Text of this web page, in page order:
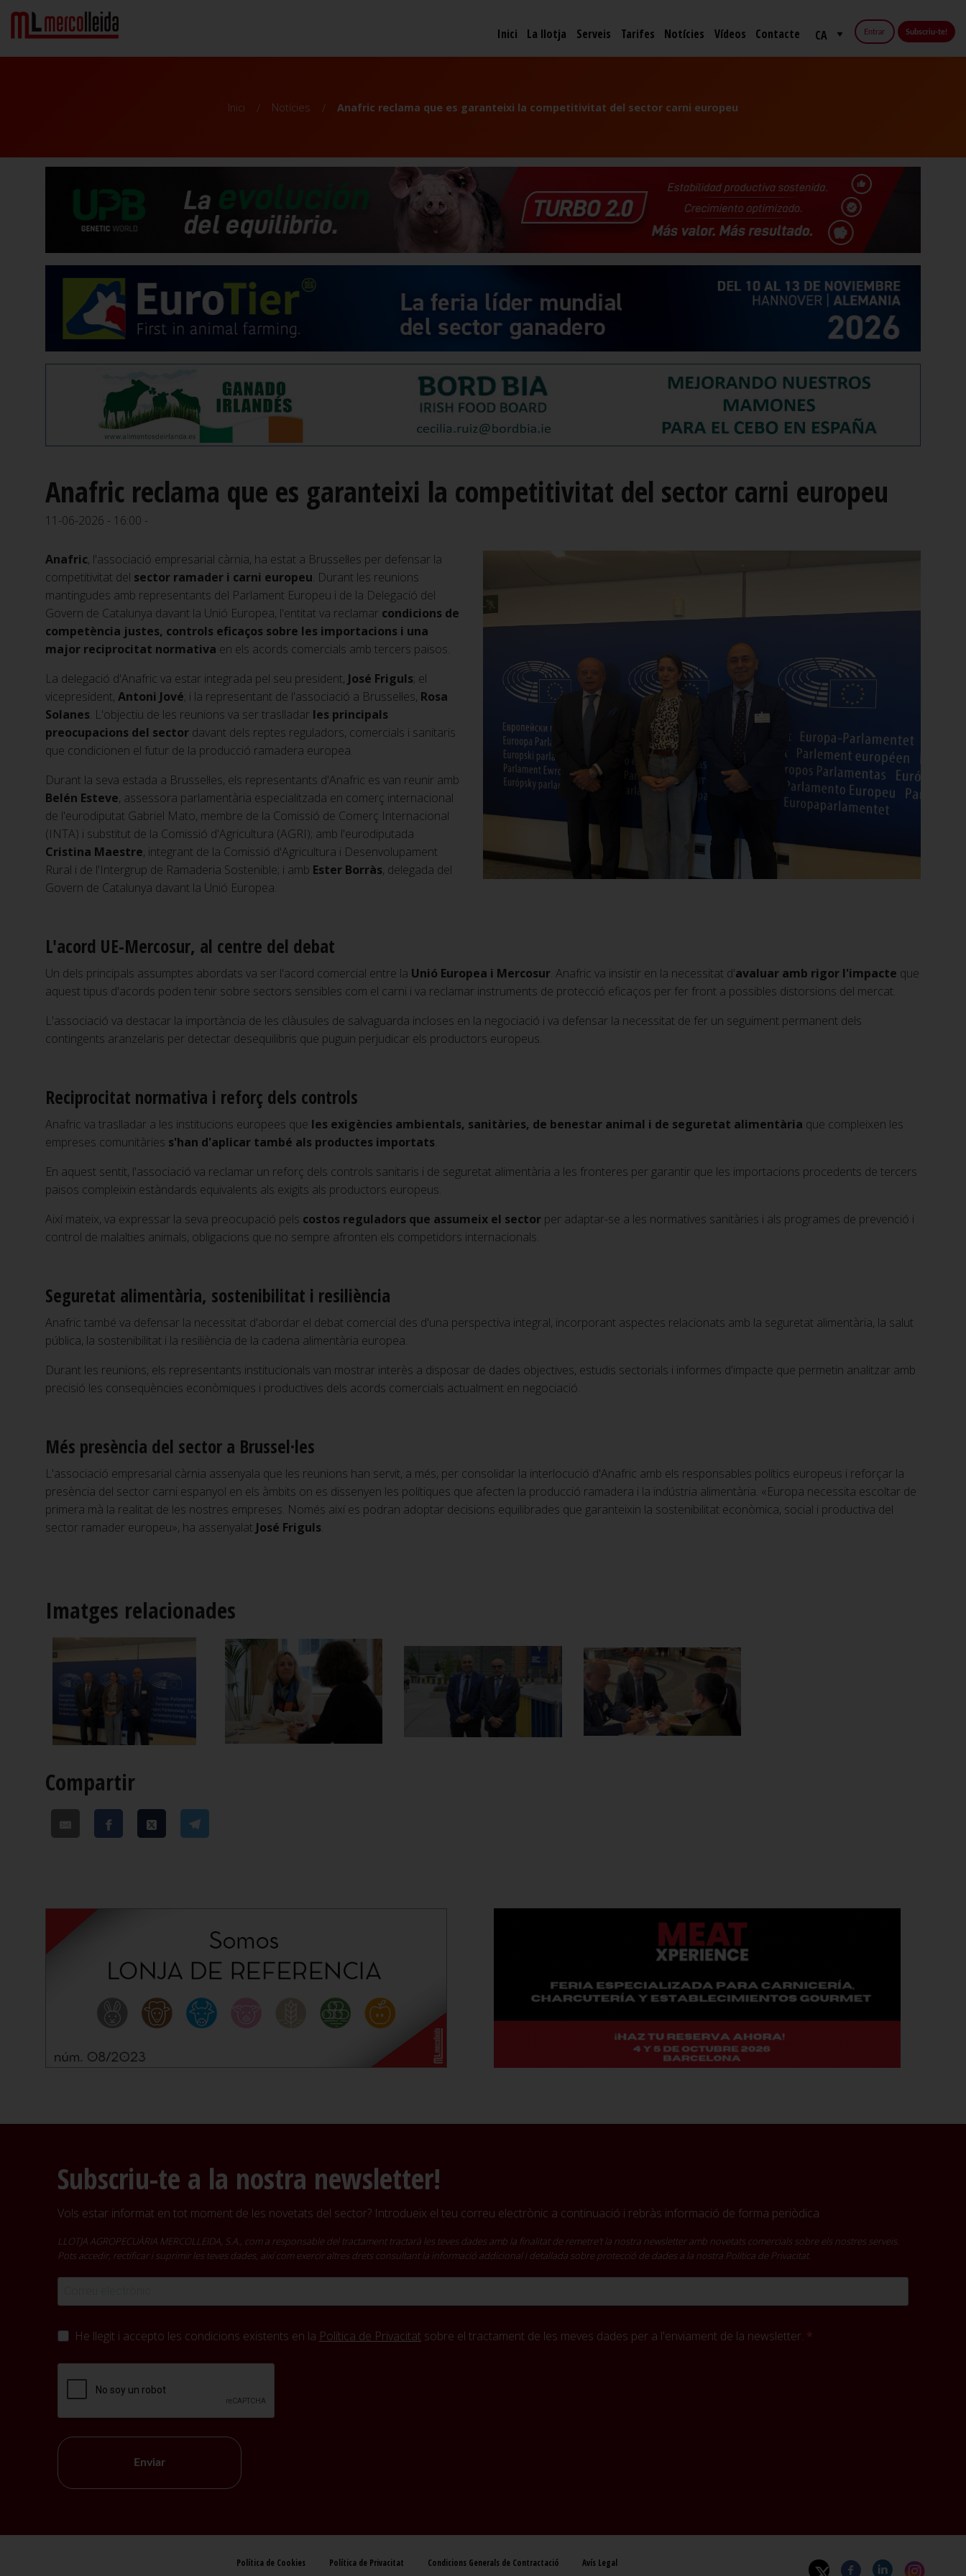
Entrar Subscriu-te!
Inici La llotja Serveis Tarifes Notícies Vídeos Contacte
Inici Notícies Anafric reclama que es garanteixi la competitivitat del sector carni europeu
Anafric reclama que es garanteixi la competitivitat del sector carni europeu
11-06-2026 - 16:00 -
Anafric, l'associació empresarial càrnia, ha estat a Brussel·les per defensar la
competitivitat del sector ramader i carni europeu. Durant les reunions
mantingudes amb representants del Parlament Europeu i de la Delegació del
Govern de Catalunya davant la Unió Europea, l'entitat va reclamar condicions de
competència justes, controls eficaços sobre les importacions i una
major reciprocitat normativa en els acords comercials amb tercers països.
La delegació d'Anafric va estar integrada pel seu president, José Friguls; el
vicepresident, Antoni Jové; i la representant de l'associació a Brussel·les, Rosa
Solanes. L'objectiu de les reunions va ser traslladar les principals
preocupacions del sector davant dels reptes reguladors, comercials i sanitaris
que condicionen el futur de la producció ramadera europea.
Durant la seva estada a Brussel·les, els representants d'Anafric es van reunir amb
Belén Esteve, assessora parlamentària especialitzada en comerç internacional
de l'eurodiputat Gabriel Mato, membre de la Comissió de Comerç Internacional
(INTA) i substitut de la Comissió d'Agricultura (AGRI); amb l'eurodiputada
Cristina Maestre, integrant de la Comissió d'Agricultura i Desenvolupament
Rural i de l'Intergrup de Ramaderia Sostenible; i amb Ester Borràs, delegada del
Govern de Catalunya davant la Unió Europea.
L'acord UE-Mercosur, al centre del debat
Un dels principals assumptes abordats va ser l'acord comercial entre la Unió Europea i Mercosur. Anafric va insistir en la necessitat d'avaluar amb rigor l'impacte que
aquest tipus d'acords poden tenir sobre sectors sensibles com el carni i va reclamar instruments de protecció eficaços per fer front a possibles distorsions del mercat.
L'associació va destacar la importància de les clàusules de salvaguarda incloses en la negociació i va defensar la necessitat de fer un seguiment permanent dels
contingents aranzelaris per detectar desequilibris que puguin perjudicar els productors europeus.
Reciprocitat normativa i reforç dels controls
Anafric va traslladar a les institucions europees que les exigències ambientals, sanitàries, de benestar animal i de seguretat alimentària que compleixen les
empreses comunitàries s'han d'aplicar també als productes importats.
En aquest sentit, l'associació va reclamar un reforç dels controls sanitaris i de seguretat alimentària a les fronteres per garantir que les importacions procedents de tercers
països compleixin estàndards equivalents als exigits als productors europeus.
Així mateix, va expressar la seva preocupació pels costos reguladors que assumeix el sector per adaptar-se a les normatives sanitàries i als programes de prevenció i
control de malalties animals, obligacions que no sempre afronten els competidors internacionals.
Seguretat alimentària, sostenibilitat i resiliència
Anafric també va defensar la necessitat d'abordar el debat comercial des d'una perspectiva integral, incorporant aspectes relacionats amb la seguretat alimentària, la salut
pública, la sostenibilitat i la resiliència de la cadena alimentària europea.
Durant les reunions, els representants institucionals van mostrar interès a disposar de dades objectives, estudis sectorials i informes d'impacte que permetin analitzar amb
precisió les conseqüències econòmiques i productives dels acords comercials actualment en negociació.
Més presència del sector a Brussel·les
L'associació empresarial càrnia assenyala que les reunions han servit, a més, per consolidar la interlocució d'Anafric amb els responsables polítics europeus i reforçar la
presència del sector carni espanyol en els àmbits on es dissenyen les polítiques que afecten la producció ramadera i la indústria alimentària. «Europa necessita escoltar de
primera mà la realitat de les nostres empreses. Només així es podran adoptar decisions equilibrades que garanteixin la sostenibilitat econòmica, social i productiva del
sector ramader europeu», ha assenyalat José Friguls.
Imatges relacionades
Compartir
Subscriu-te a la nostra newsletter!
Vols estar informat en tot moment de les novetats del sector? Introdueix el teu correu electrònic a continuació i rebràs informació de forma periòdica
LLOTJA AGROPECUÀRIA MERCOLLEIDA, S.A., com a responsable del tractament tractarà les teves dades amb la finalitat de remetre't la nostra newsletter amb novetats comercials sobre els nostres serveis.
Pots accedir, rectificar i suprimir les teves dades, així com exercir altres drets consultant la informació addicional i detallada sobre protecció de dades a la nostra Política de Privacitat.
He llegit i accepto les condicions existents en la Política de Privacitat sobre el tractament de les meves dades per a l'enviament de la newsletter.
Enviar
Política de Cookies Política de Privacitat Condicions Generals de Contractació Avís Legal